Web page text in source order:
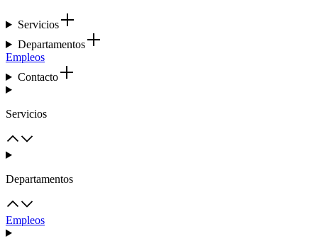
Servicios
Departamentos
Empleos
Contacto
Servicios
Departamentos
Empleos